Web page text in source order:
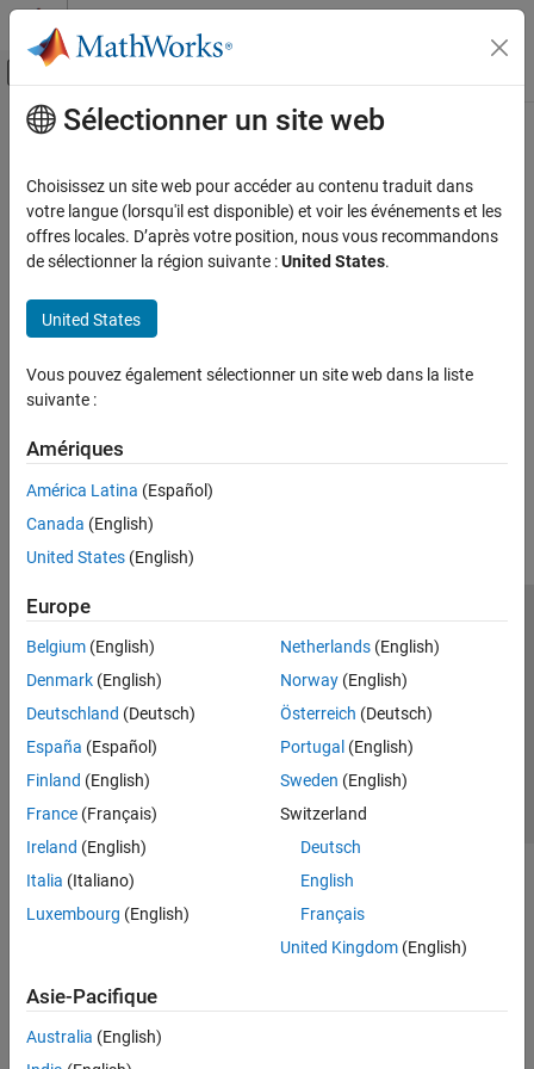
Passer au contenu
Activer/désactiver l'affichage du menu
Accueil de la documentation
Contenu principal
How useful was this information?
Sélectionner un site web
Choisissez un site web pour accéder au contenu traduit dans
votre langue (lorsqu'il est disponible) et voir les événements et les
offres locales. D’après votre position, nous vous recommandons
de sélectionner la région suivante :United States.
United States
Vous pouvez également sélectionner un site web dans la liste
suivante :
Amériques
América Latina (Español)
Canada (English)
United States (English)
Europe
Belgium (English)
Denmark (English)
Deutschland (Deutsch)
España (Español)
Finland (English)
France (Français)
Ireland (English)
Italia (Italiano)
Luxembourg (English)
Netherlands(English)
Norway(English)
Österreich (Deutsch)
Portugal (English)
Sweden (English)
Switzerland
Deutsch
English
Français
United Kingdom(English)
Asie-Pacifique
Australia (English)
Lutte anti-piratage
Contacts locaux
© 1994-2026 The MathWorks, Inc.